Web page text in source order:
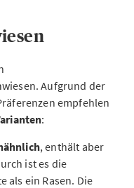
Aufgrund der
empfehlen
:
, enthält aber
ist es die
als ein Rasen. Die